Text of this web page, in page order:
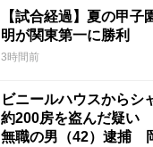
【試合経過】夏の甲
明が関東第一に勝利
3時間前
ビニールハウスからシ
約200房を盗んだ疑
無職の男（42）逮捕